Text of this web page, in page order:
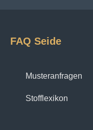
FAQ Seide
Musteranfragen
Stofflexikon